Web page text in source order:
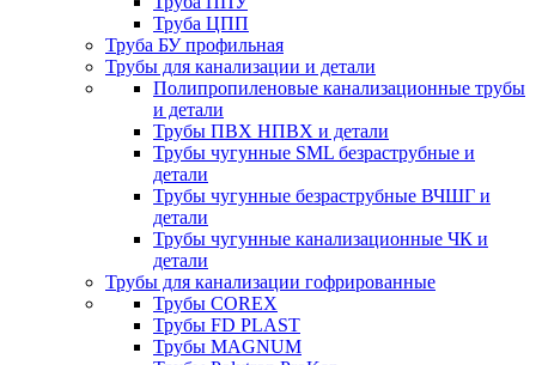
Труба ЦПП
Труба БУ профильная
Трубы для канализации и детали
Полипропиленовые канализационные трубы
и детали
Трубы ПВХ НПВХ и детали
Трубы чугунные SML безраструбные и
детали
Трубы чугунные безраструбные ВЧШГ и
детали
Трубы чугунные канализационные ЧК и
детали
Трубы для канализации гофрированные
Трубы COREX
Трубы FD PLAST
Трубы MAGNUM